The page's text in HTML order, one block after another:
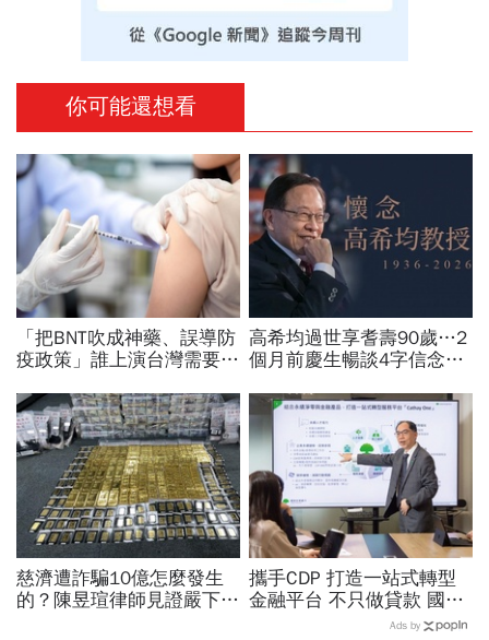
你可能還想看
「把BNT吹成神藥、誤導防
疫政策」誰上演台灣需要中
瑾：還防疫團隊一個公道
高希均過世享耆壽90歲…2
個月前慶生暢談4字信念，
福、一切靠自己爭氣
慈濟遭詐騙10億怎麼發生
的？陳昱瑄律師見證嚴下跪
攜手CDP 打造一站式轉型
金融平台 不只做貸款 國泰
世華化身減碳顧問Ads by